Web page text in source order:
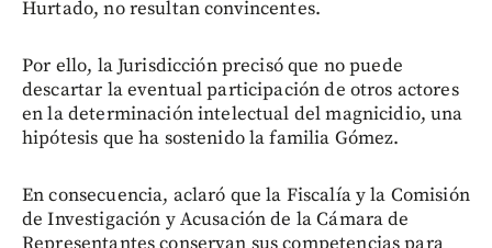
Hurtado, no resultan convincentes.
Por ello, la Jurisdicción precisó que no puede
descartar la eventual participación de otros actores
en la determinación intelectual del magnicidio, una
hipótesis que ha sostenido la familia Gómez.
En consecuencia, aclaró que la Fiscalía y la Comisión
de Investigación y Acusación de la Cámara de